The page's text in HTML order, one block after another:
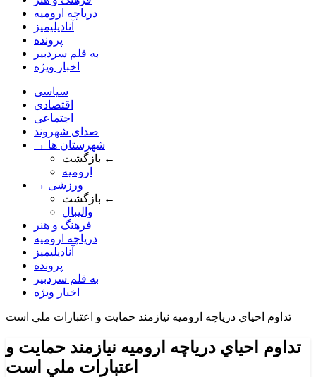
دریاچه ارومیه
آنادیلیمیز
پرونده
به قلم سردبیر
اخبار ویژه
سیاسی
اقتصادی
اجتماعی
صدای شهروند
→ شهرستان ها
بازگشت ←
ارومیه
→ ورزشی
بازگشت ←
والیبال
فرهنگ و هنر
دریاچه ارومیه
آنادیلیمیز
پرونده
به قلم سردبیر
اخبار ویژه
تداوم احياي درياچه اروميه نيازمند حمايت و اعتبارات ملي است
تداوم احياي درياچه اروميه نيازمند حمايت و
اعتبارات ملي است